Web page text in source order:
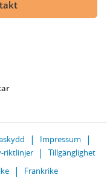
Impressum
riktlinjer
Tillgänglighet
Frankrike